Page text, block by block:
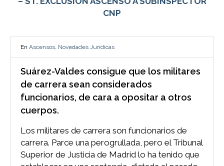
CNP
En Ascensos Novedades Jurídicas
Suárez-Valdes consigue que los militares
de carrera sean considerados
funcionarios, de cara a opositar a otros
cuerpos.
Los militares de carrera son funcionarios de
carrera. Parce una perogrullada, pero el Tribunal
Superior de Justicia de Madrid lo ha tenido que